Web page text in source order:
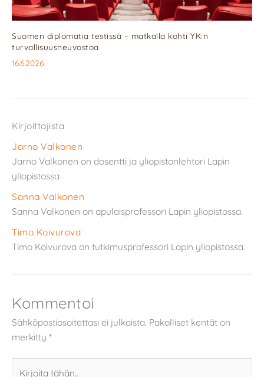
Suomen diplomatia testissä – matkalla kohti YK:n
turvallisuusneuvostoa
16.6.2026
Kirjoittajista
Jarno Valkonen
Jarno Valkonen on dosentti ja yliopistonlehtori Lapin
yliopistossa
Sanna Valkonen
Sanna Valkonen on apulaisprofessori Lapin yliopistossa.
Timo Koivurova
Timo Koivurova on tutkimusprofessori Lapin yliopistossa.
Kommentoi
Sähköpostiosoitettasi ei julkaista. Pakolliset kentät on
merkitty *